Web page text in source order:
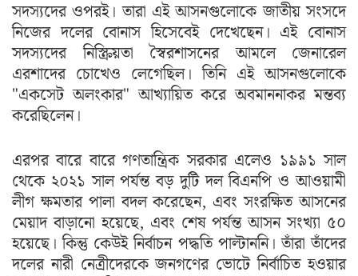
সদস্যদের ওপরই। তারা এই আসনগুলোকে জাতীয় সংসদে
নিজের দলের বোনাস হিসেবেই দেখেছেন। এই বোনাস
সদস্যদের নিস্ক্রিয়তা স্বৈরশাসনের আমলে জেনারেল
এরশাদের চোখেও লেগেছিল। তিনি এই আসনগুলোকে
"একসেট অলংকার" আখ্যায়িত করে অবমাননাকর মন্তব্য
করেছিলেন।
এরপর বারে বারে গণতান্ত্রিক সরকার এলেও ১৯৯১ সাল
থেকে ২০২১ সাল পর্যন্ত বড় দুটি দল বিএনপি ও আওয়ামী
লীগ ক্ষমতার পালা বদল করেছেন, এবং সংরক্ষিত আসনের
মেয়াদ বাড়ানো হয়েছে, এবং শেষ পর্যন্ত আসন সংখ্যা ৫০
হয়েছে। কিন্তু কেউই নির্বাচন পদ্ধতি পাল্টাননি। তাঁরা তাঁদের
দলের নারী নেত্রীদেরকে জনগণের ভোটে নির্বাচিত হওয়ার